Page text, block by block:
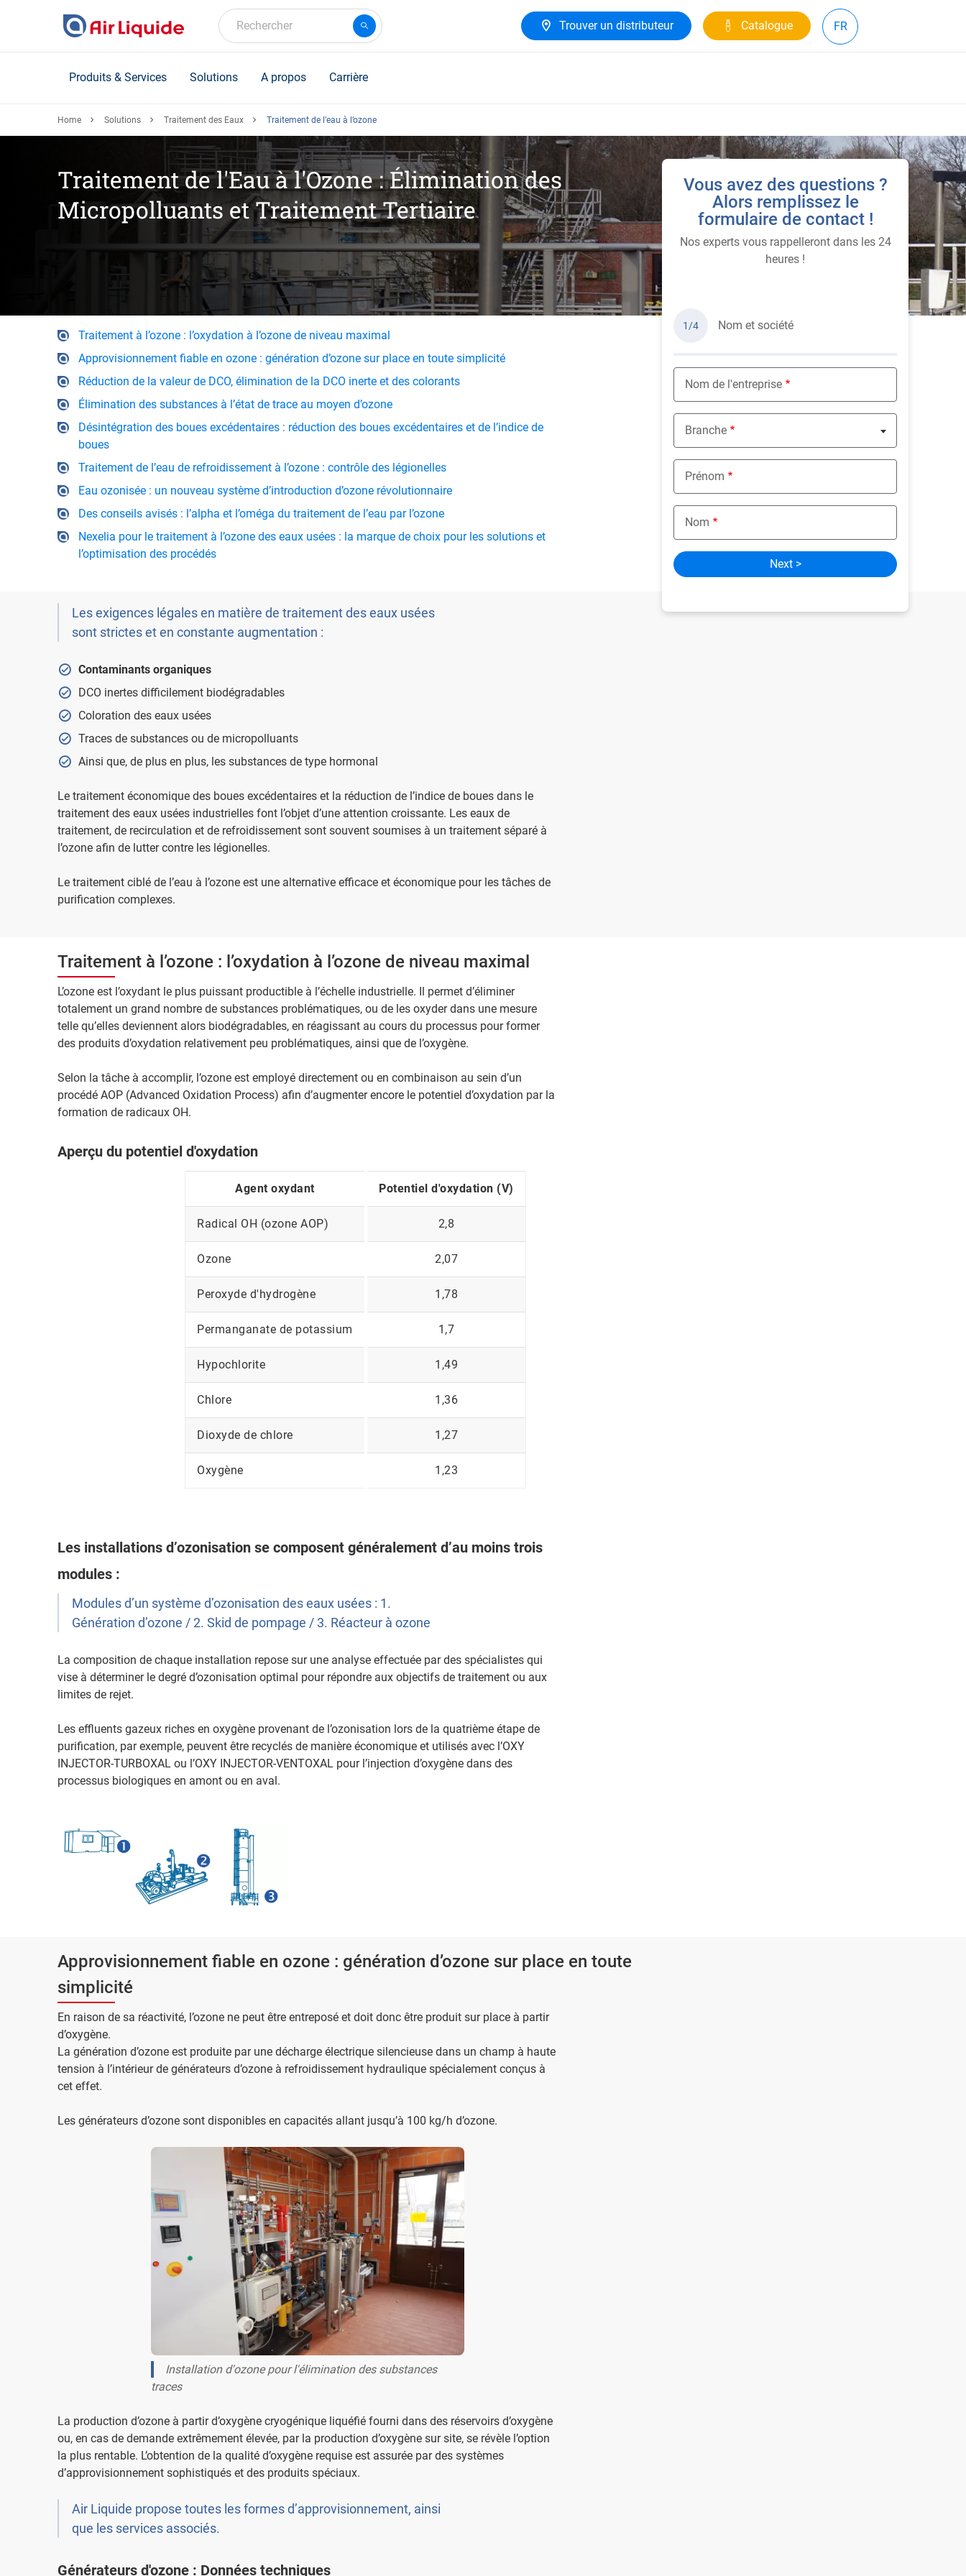
Rechercher Trouver un distributeur Catalogue FR
Produits & Services Solutions A propos Carrière
Home Solutions Traitement des Eaux Traitement de l’eau à l’ozone
Traitement de l'Eau à l'Ozone : Élimination des
Micropolluants et Traitement Tertiaire
Traitement à l’ozone : l’oxydation à l’ozone de niveau maximal
Approvisionnement fiable en ozone : génération d’ozone sur place en toute simplicité
Réduction de la valeur de DCO, élimination de la DCO inerte et des colorants
Élimination des substances à l’état de trace au moyen d’ozone
Désintégration des boues excédentaires : réduction des boues excédentaires et de l’indice de
boues
Traitement de l’eau de refroidissement à l’ozone : contrôle des légionelles
Eau ozonisée : un nouveau système d’introduction d’ozone révolutionnaire
Des conseils avisés : l’alpha et l’oméga du traitement de l’eau par l’ozone
Nexelia pour le traitement à l’ozone des eaux usées : la marque de choix pour les solutions et
l’optimisation des procédés
Les exigences légales en matière de traitement des eaux usées
sont strictes et en constante augmentation :
Contaminants organiques
DCO inertes difficilement biodégradables
Coloration des eaux usées
Traces de substances ou de micropolluants
Ainsi que, de plus en plus, les substances de type hormonal
Le traitement économique des boues excédentaires et la réduction de l’indice de boues dans le
traitement des eaux usées industrielles font l’objet d’une attention croissante. Les eaux de
traitement, de recirculation et de refroidissement sont souvent soumises à un traitement séparé à
l’ozone afin de lutter contre les légionelles.
Le traitement ciblé de l’eau à l’ozone est une alternative efficace et économique pour les tâches de
purification complexes.
Traitement à l’ozone : l’oxydation à l’ozone de niveau maximal
L’ozone est l’oxydant le plus puissant productible à l’échelle industrielle. Il permet d’éliminer
totalement un grand nombre de substances problématiques, ou de les oxyder dans une mesure
telle qu’elles deviennent alors biodégradables, en réagissant au cours du processus pour former
des produits d’oxydation relativement peu problématiques, ainsi que de l’oxygène.
Selon la tâche à accomplir, l’ozone est employé directement ou en combinaison au sein d’un
procédé AOP (Advanced Oxidation Process) afin d’augmenter encore le potentiel d’oxydation par la
formation de radicaux OH.
Aperçu du potentiel d'oxydation
Agent oxydant Potentiel d'oxydation (V)
Radical OH (ozone AOP) 2,8
Ozone 2,07
Peroxyde d'hydrogène 1,78
Permanganate de potassium 1,7
Hypochlorite 1,49
Chlore 1,36
Dioxyde de chlore 1,27
Oxygène 1,23
Les installations d’ozonisation se composent généralement d’au moins trois
modules :
Modules d’un système d’ozonisation des eaux usées : 1.
Génération d’ozone / 2. Skid de pompage / 3. Réacteur à ozone
La composition de chaque installation repose sur une analyse effectuée par des spécialistes qui
vise à déterminer le degré d’ozonisation optimal pour répondre aux objectifs de traitement ou aux
limites de rejet.
Les effluents gazeux riches en oxygène provenant de l’ozonisation lors de la quatrième étape de
purification, par exemple, peuvent être recyclés de manière économique et utilisés avec l’OXY
INJECTOR-TURBOXAL ou l’OXY INJECTOR-VENTOXAL pour l’injection d’oxygène dans des
processus biologiques en amont ou en aval.
Approvisionnement fiable en ozone : génération d’ozone sur place en toute
simplicité
En raison de sa réactivité, l’ozone ne peut être entreposé et doit donc être produit sur place à partir
d’oxygène.
La génération d’ozone est produite par une décharge électrique silencieuse dans un champ à haute
tension à l’intérieur de générateurs d’ozone à refroidissement hydraulique spécialement conçus à
cet effet.
Les générateurs d’ozone sont disponibles en capacités allant jusqu’à 100 kg/h d’ozone.
Installation d'ozone pour l'élimination des substances
traces
La production d’ozone à partir d’oxygène cryogénique liquéfié fourni dans des réservoirs d’oxygène
ou, en cas de demande extrêmement élevée, par la production d’oxygène sur site, se révèle l’option
la plus rentable. L’obtention de la qualité d’oxygène requise est assurée par des systèmes
d’approvisionnement sophistiqués et des produits spéciaux.
Air Liquide propose toutes les formes d’approvisionnement, ainsi
que les services associés.
Générateurs d'ozone : Données techniques
Vous avez des questions ?
Alors remplissez le
formulaire de contact !
Nos experts vous rappelleront dans les 24
heures !
1/4 Nom et société
Nom de l'entreprise
Branche
Nothing selected
Prénom
Nom